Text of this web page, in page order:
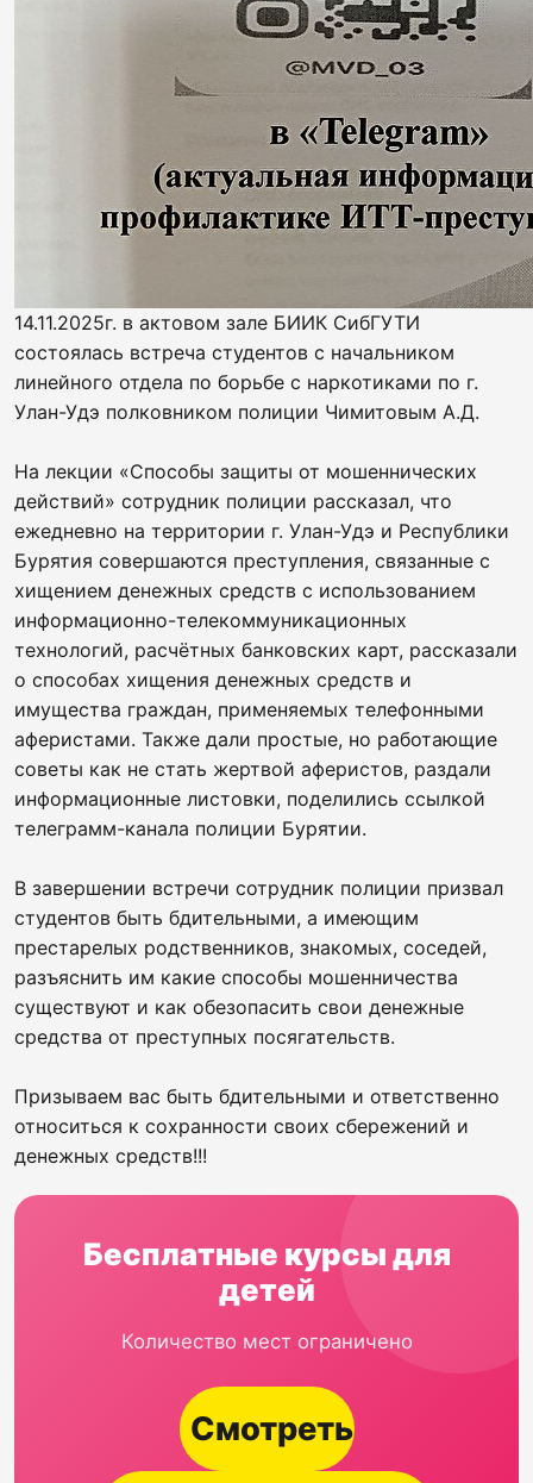
14.11.2025г. в актовом зале БИИК СибГУТИ
состоялась встреча студентов с начальником
линейного отдела по борьбе с наркотиками по г.
Улан-Удэ полковником полиции Чимитовым А.Д.
На лекции «Способы защиты от мошеннических
действий» сотрудник полиции рассказал, что
ежедневно на территории г. Улан-Удэ и Республики
Бурятия совершаются преступления, связанные с
хищением денежных средств с использованием
информационно-телекоммуникационных
технологий, расчётных банковских карт, рассказали
о способах хищения денежных средств и
имущества граждан, применяемых телефонными
аферистами. Также дали простые, но работающие
советы как не стать жертвой аферистов, раздали
информационные листовки, поделились ссылкой
телеграмм-канала полиции Бурятии.
В завершении встречи сотрудник полиции призвал
студентов быть бдительными, а имеющим
престарелых родственников, знакомых, соседей,
разъяснить им какие способы мошенничества
существуют и как обезопасить свои денежные
средства от преступных посягательств.
Призываем вас быть бдительными и ответственно
относиться к сохранности своих сбережений и
денежных средств!!!
Бесплатные курсы для
детей
Количество мест ограничено
Смотреть